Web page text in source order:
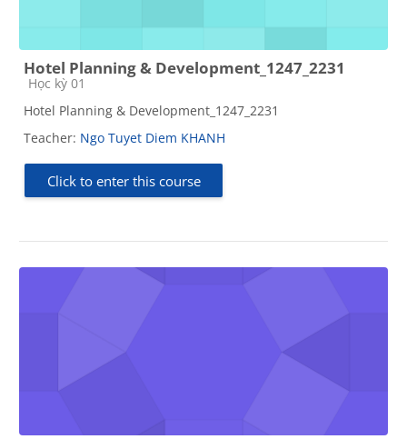
Hotel Planning & Development_1247_2231
Course category
Học kỳ 01
Hotel Planning & Development_1247_2231
Teacher: Ngo Tuyet Diem KHANH
Click to enter this course